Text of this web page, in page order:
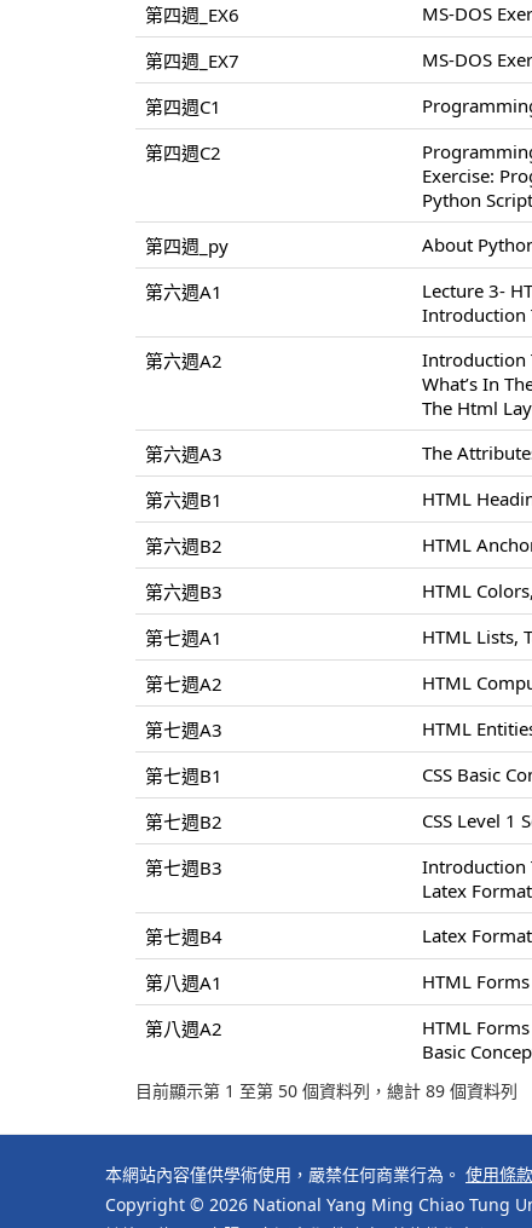
第四週_EX6
MS-DOS
第四週_EX7
MS-DOS
第四週C1
第四週C2
Exercise:
Python Script
第四週_py About
第六週A1
Lecture 3-
Introduction
第六週A2
Introduction
What’s In
The Html
第六週A3 The
第六週B1
HTML
第六週B2
HTML
第六週B3
HTML
第七週A1
HTML Lists,
第七週A2
HTML
第七週A3
HTML
第七週B1
CSS Basic
第七週B2
CSS Level 1
第七週B3
Introduction
Latex
第七週B4 Latex
第八週A1
HTML
第八週A2
HTML
Basic
目前顯示第 1 至第 50 個資料列，總計 89 個資料列
本網站內容僅供學術使用，嚴禁任何商業行為。 使用條款
Copyright © 2026 National Yang Ming Chiao Tung